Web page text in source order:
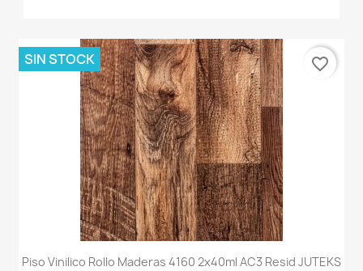
Piso Vinilico Rollo Maderas 4160 2x40ml AC3 Resid JUTEKS
SIN STOCK favorite_border